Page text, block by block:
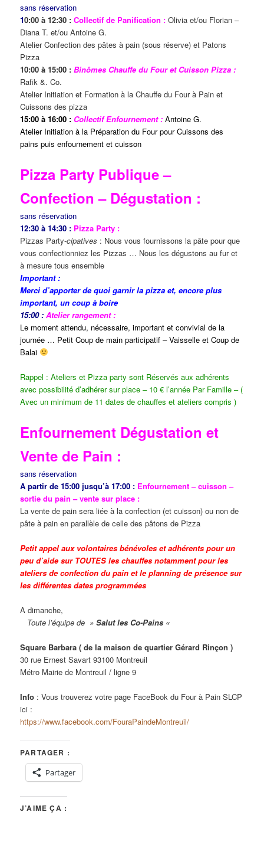
sans réservation
10:00 à 12:30 :Collectif de Panification : Olivia et/ou Florian –
Diana T. et/ou Antoine G.
Atelier Confection des pâtes à pain (sous réserve) et Patons
Pizza
10:00 à 15:00 :Binômes Chauffe du Four et Cuisson Pizza :
Rafik &. Co.
Atelier Initiation et Formation à la Chauffe du Four à Pain et
Cuissons des pizza
15:00 à 16:00 : Collectif Enfournement : Antoine G.
Atelier Initiation à la Préparation du Four pour Cuissons des
pains puis enfournement et cuisson
Pizza Party Publique –
Confection – Dégustation :
sans réservation
12:30 à 14:30 : Pizza Party :
Pizzas Party-cipatives : Nous vous fournissons la pâte pour que
vous confectionniez les Pizzas … Nous les dégustons au fur et
à mesure tous ensemble
Important :
Merci d’apporter de quoi garnir la pizza et, encore plus
important, un coup à boire
15:00 : Atelier rangement :
Le moment attendu, nécessaire, important et convivial de la
journée … Petit Coup de main participatif – Vaisselle et Coup de
Balai
Rappel : Ateliers et Pizza party sont Réservés aux adhérents
avec possibilité d’adhérer sur place – 10 € l’année Par Famille – (
Avec un minimum de 11 dates de chauffes et ateliers compris )
Enfournement Dégustation et
Vente de Pain :
sans réservation
A partir de 15:00 jusqu’à 17:00 : Enfournement – cuisson –
sortie du pain – vente sur place :
La vente de pain sera liée à la confection (et cuisson) ou non de
pâte à pain en parallèle de celle des pâtons de Pizza
Petit appel aux volontaires bénévoles et adhérents pour un
peu d’aide sur TOUTES les chauffes notamment pour les
ateliers de confection du pain et le planning de présence sur
les différentes dates programmées
A dimanche,
Toute l’équipe de » Salut les Co-Pains «
Square Barbara ( de la maison de quartier Gérard Rinçon )
30 rue Ernest Savart 93100 Montreuil
Métro Mairie de Montreuil / ligne 9
Info : Vous trouverez votre page FaceBook du Four à Pain SLCP
ici :
https://www.facebook.com/FouraPaindeMontreuil/
PARTAGER :
Partager
J’AIME ÇA :